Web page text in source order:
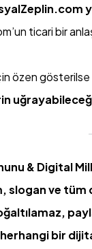
ticari bir
özen
& Digital
slogan ve tüm
bir